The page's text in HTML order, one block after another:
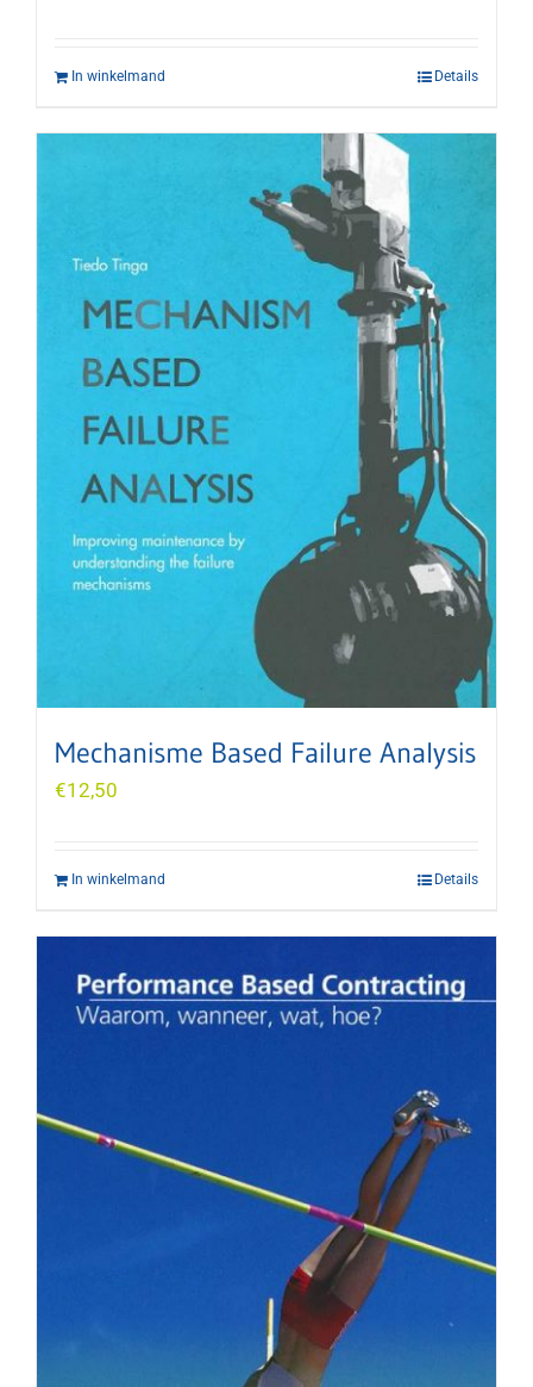
In winkelmand Details
Mechanisme Based Failure Analysis
€12,50
In winkelmand Details